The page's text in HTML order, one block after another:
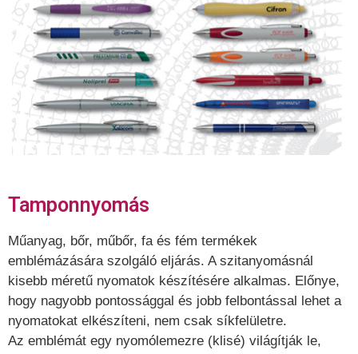
Tamponnyomás
Műanyag, bőr, műbőr, fa és fém termékek
emblémázására szolgáló eljárás. A szitanyomásnál
kisebb méretű nyomatok készítésére alkalmas. Előnye,
hogy nagyobb pontossággal és jobb felbontással lehet a
nyomatokat elkészíteni, nem csak síkfelületre.
Az emblémát egy nyomólemezre (klisé) világítják le,